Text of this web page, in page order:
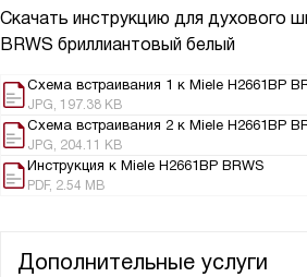
Скачать инструкцию для духового
BRWS бриллиантовый белый
Схема встраивания 1 к Miele H2661BP
JPG, 197.38 KB
Схема встраивания 2 к Miele H2661BP
JPG, 204.11 KB
Инструкция к Miele H2661BP BRWS
PDF, 2.54 MB
Дополнительные услуги